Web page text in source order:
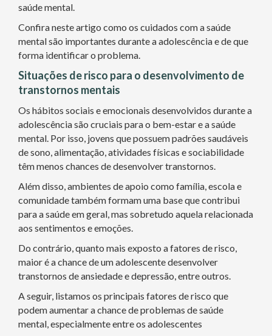
saúde mental.
Confira neste artigo como os cuidados com a saúde
mental são importantes durante a adolescência e de que
forma identificar o problema.
Situações de risco para o desenvolvimento de
transtornos mentais
Os hábitos sociais e emocionais desenvolvidos durante a
adolescência são cruciais para o bem-estar e a saúde
mental. Por isso, jovens que possuem padrões saudáveis
de sono, alimentação, atividades físicas e sociabilidade
têm menos chances de desenvolver transtornos.
Além disso, ambientes de apoio como família, escola e
comunidade também formam uma base que contribui
para a saúde em geral, mas sobretudo aquela relacionada
aos sentimentos e emoções.
Do contrário, quanto mais exposto a fatores de risco,
maior é a chance de um adolescente desenvolver
transtornos de ansiedade e depressão, entre outros.
A seguir, listamos os principais fatores de risco que
podem aumentar a chance de problemas de saúde
mental, especialmente entre os adolescentes